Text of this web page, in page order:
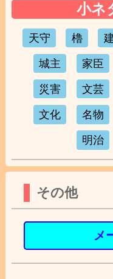
小ネ
天守 櫓
城主 家臣
災害 文芸
文化 名物
明治
その他
メ